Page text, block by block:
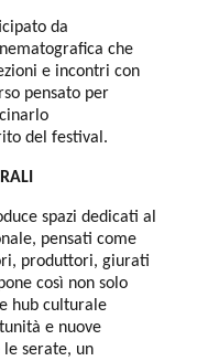
da
che
e incontri con
pensato per
del festival.
spazi dedicati al
pensati come
produttori, giurati
così non solo
hub culturale
e nuove
serate, un